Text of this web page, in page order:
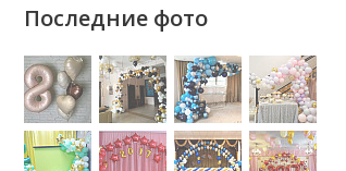
Последние фото